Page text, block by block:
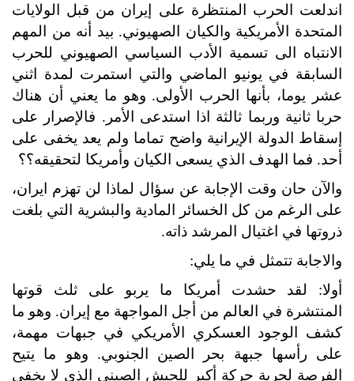
اندلعت الحرب المنتظرة على إيران من قبل الولايات
المتحدة الأمريكية والكيان الصهيوني. بيد أنه من المهم
الانتباه الى تسمية الأدب السياسي الصهيوني للحرب
السابقة في يونيو الماضي والتي استمرت لمدة اثني
عشر يوما، بأنها الحرب الأولى. وهو ما يعني أن هناك
حربا ثانية وربما ثالثة اذا استدعى الأمر. فالإصرار على
إسقاط الدولة الإيرانية واضح تماما ولم يعد يخفى على
أحد. فما الهدف الذي يسعى الكيان وأمريكا لتحقيقه؟؟
والآن حان وقت الإجابة عن سؤال لماذا لن تهزم ايران،
على الرغم من كل الخسائر المادية والبشرية التي بلغت
ذروتها في اغتيال المرشد ذاته.
والاجابة تتمثل في ما يلي:
أولا: لقد حشدت أمريكا ما يربو على ثلث قوتها
المنتشرة في العالم من أجل المواجهة مع إيران. وهو ما
كشف الوجود العسكري الأمريكي في جبهات مهمة،
على رأسها جبهة بحر الصين الجنوبي. وهو ما يتيح
الفرصة لحرية حركة أكبر للجيش الصيني الذي لا يخفي